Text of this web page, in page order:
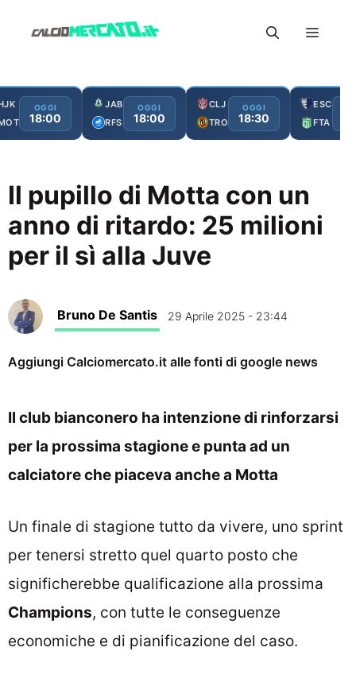
Menu
OGGI
18:00
JAB
RFS
OGGI
18:00
CLJ
TRO
OGGI
18:30
ESC
FTA
Il pupillo di Motta con un
anno di ritardo: 25 milioni
per il sì alla Juve
Bruno De Santis 29 Aprile 2025 - 23:44
Aggiungi Calciomercato.it alle fonti di google news
Il club bianconero ha intenzione di rinforzarsi
per la prossima stagione e punta ad un
calciatore che piaceva anche a Motta
Un finale di stagione tutto da vivere, uno sprint
per tenersi stretto quel quarto posto che
significherebbe qualificazione alla prossima
Champions, con tutte le conseguenze
economiche e di pianificazione del caso.